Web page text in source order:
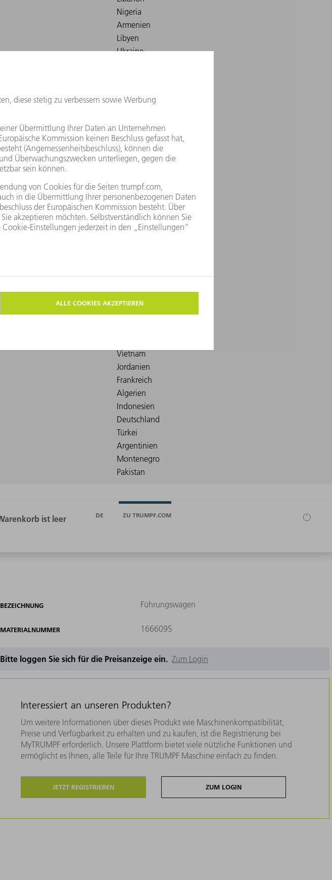
DE ZU TRUMPF.COM
BEZEICHNUNG Führungswagen
MATERIALNUMMER 1666095
Bitte loggen Sie sich für die Preisanzeige ein. Zum Login
Interessiert an unseren Produkten?
Um weitere Informationen über dieses Produkt wie Maschinenkompatibilität,
Preise und Verfügbarkeit zu erhalten und zu kaufen, ist die Registrierung bei
MyTRUMPF erforderlich. Unsere Plattform bietet viele nützliche Funktionen und
ermöglicht es Ihnen, alle Teile für Ihre TRUMPF Maschine einfach zu finden.
JETZT REGISTRIEREN ZUM LOGIN